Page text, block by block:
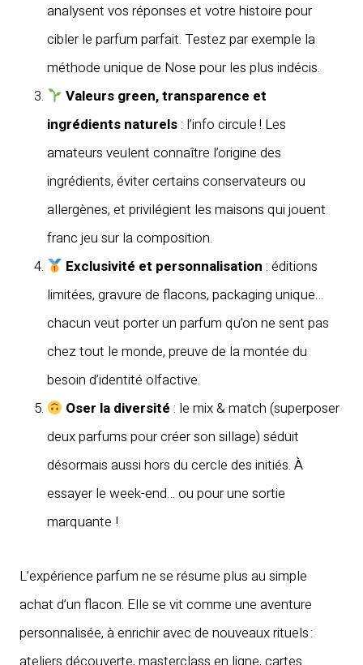
analysent vos réponses et votre histoire pour
cibler le parfum parfait. Testez par exemple la
méthode unique de Nose pour les plus indécis.
Valeurs green, transparence et
ingrédients naturels : l’info circule ! Les
amateurs veulent connaître l’origine des
ingrédients, éviter certains conservateurs ou
allergènes, et privilégient les maisons qui jouent
franc jeu sur la composition.
Exclusivité et personnalisation : éditions
limitées, gravure de flacons, packaging unique…
chacun veut porter un parfum qu’on ne sent pas
chez tout le monde, preuve de la montée du
besoin d’identité olfactive.
Oser la diversité : le mix & match (superposer
deux parfums pour créer son sillage) séduit
désormais aussi hors du cercle des initiés. À
essayer le week-end… ou pour une sortie
marquante !
L’expérience parfum ne se résume plus au simple
achat d’un flacon. Elle se vit comme une aventure
personnalisée, à enrichir avec de nouveaux rituels :